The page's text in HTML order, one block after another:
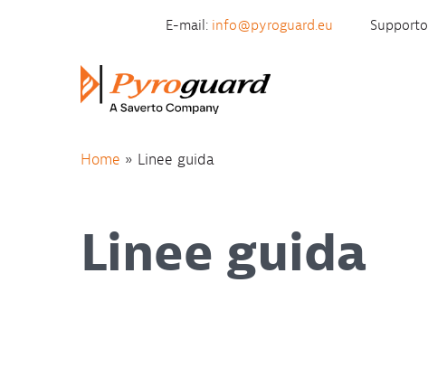
E-mail: info@pyroguard.eu
Home » Linee guida
Linee guida